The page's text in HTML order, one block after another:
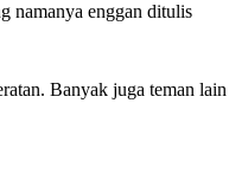
namanya enggan ditulis
Banyak juga teman lain